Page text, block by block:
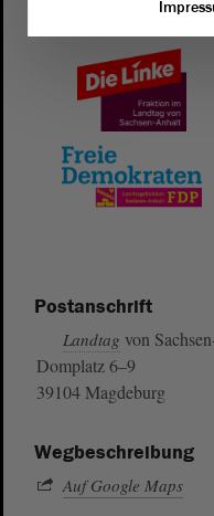
Postanschrift
Landtag von
Domplatz 6–9
39104 Magdeburg
Wegbeschreibung
Auf Google Maps